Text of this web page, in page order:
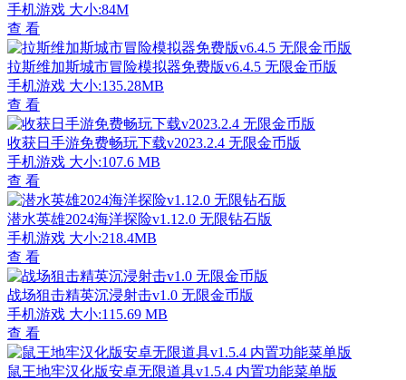
手机游戏 大小:84M
查 看
拉斯维加斯城市冒险模拟器免费版v6.4.5 无限金币版
手机游戏 大小:135.28MB
查 看
收获日手游免费畅玩下载v2023.2.4 无限金币版
手机游戏 大小:107.6 MB
查 看
潜水英雄2024海洋探险v1.12.0 无限钻石版
手机游戏 大小:218.4MB
查 看
战场狙击精英沉浸射击v1.0 无限金币版
手机游戏 大小:115.69 MB
查 看
鼠王地牢汉化版安卓无限道具v1.5.4 内置功能菜单版